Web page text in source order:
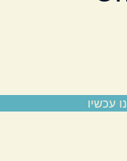
עכשיו